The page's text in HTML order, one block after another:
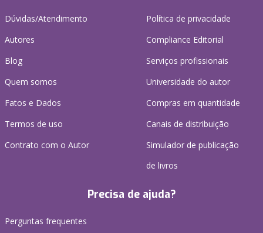
Dúvidas/Atendimento
Autores
Blog
Quem somos
Fatos e Dados
Termos de uso
Contrato com o Autor
Política de privacidade
Compliance Editorial
Serviços profissionais
Universidade do autor
Compras em quantidade
Canais de distribuição
Simulador de publicação
de livros
Precisa de ajuda?
Perguntas frequentes